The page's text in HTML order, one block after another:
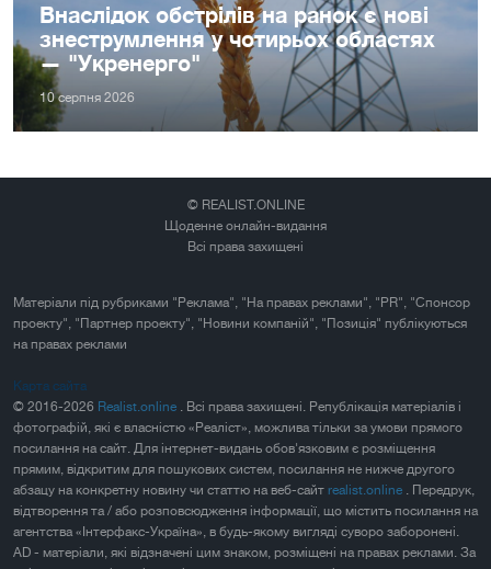
Внаслідок обстрілів на ранок є нові
знеструмлення у чотирьох областях
— "Укренерго"
10 серпня 2026
© REALIST.ONLINE
Щоденне онлайн-видання
Всі права захищені
Матеріали під рубриками "Реклама", "На правах реклами", "PR", "Спонсор
проекту", "Партнер проекту", "Новини компаній", "Позиція" публікуються
на правах реклами
Карта сайта
© 2016-2026 Realist.online . Всі права захищені. Републікація матеріалів і
фотографій, які є власністю «Реаліст», можлива тільки за умови прямого
посилання на сайт. Для інтернет-видань обов'язковим є розміщення
прямим, відкритим для пошукових систем, посилання не нижче другого
абзацу на конкретну новину чи статтю на веб-сайт realist.online . Передрук,
відтворення та / або розповсюдження інформації, що містить посилання на
агентства «Інтерфакс-Україна», в будь-якому вигляді суворо заборонені.
AD - матеріали, які відзначені цим знаком, розміщені на правах реклами. За